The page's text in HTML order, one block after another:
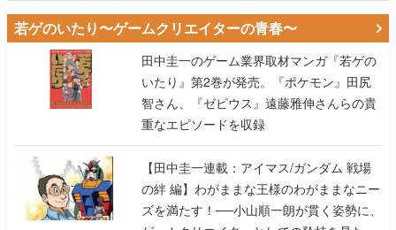
若ゲのいたり〜ゲームクリエイターの青春〜
田中圭一のゲーム業界取材マンガ『若ゲの
いたり』第2巻が発売。『ポケモン』田尻
智さん、『ゼビウス』遠藤雅伸さんらの貴
重なエピソードを収録
【田中圭一連載：アイマス/ガンダム 戦場
の絆 編】わがままな王様のわがままなニー
ズを満たす！──小山順一朗が貫く姿勢に、